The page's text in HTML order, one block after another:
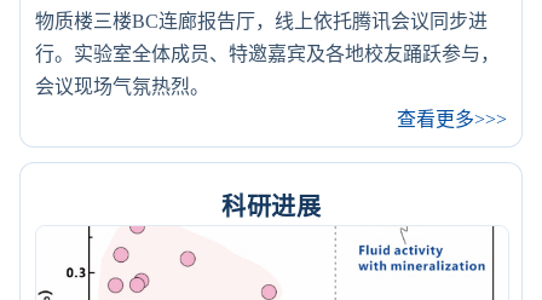
物质楼三楼BC连廊报告厅，线上依托腾讯会议同步进
行。实验室全体成员、特邀嘉宾及各地校友踊跃参与，
会议现场气氛热烈。
查看更多>>>
科研进展